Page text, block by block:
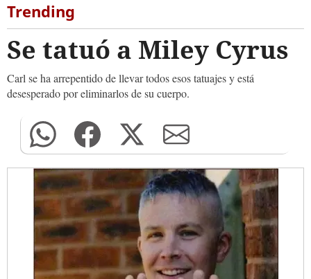
Trending
Se tatuó a Miley Cyrus
Carl se ha arrepentido de llevar todos esos tatuajes y está
desesperado por eliminarlos de su cuerpo.